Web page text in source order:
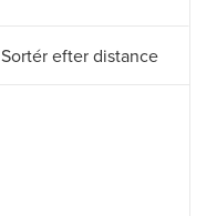
Sortér efter distance